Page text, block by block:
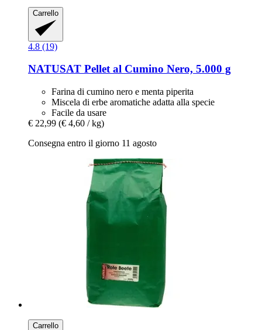
Carrello
4.8 (19)
NATUSAT Pellet al Cumino Nero, 5.000 g
Farina di cumino nero e menta piperita
Miscela di erbe aromatiche adatta alla specie
Facile da usare
€ 22,99 (€ 4,60 / kg)
Consegna entro il giorno 11 agosto
Carrello